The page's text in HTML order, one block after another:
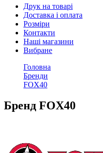
Друк на товарі
Доставка і оплата
Розміри
Контакти
Наші магазини
Вибране
Головна
Бренди
FOX40
Бренд FOX40